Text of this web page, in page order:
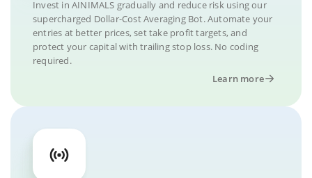
Invest in AINIMALS gradually and reduce risk using our
supercharged Dollar-Cost Averaging Bot. Automate your
entries at better prices, set take profit targets, and
protect your capital with trailing stop loss. No coding
required.
Learn more